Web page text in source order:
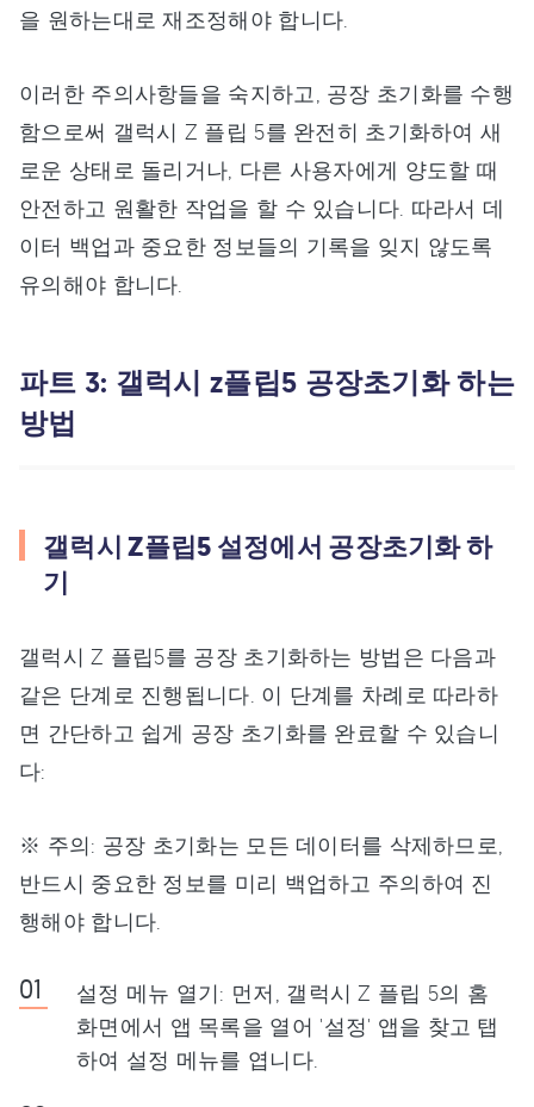
을 원하는대로 재조정해야 합니다.
이러한 주의사항들을 숙지하고, 공장 초기화를 수행
함으로써 갤럭시 Z 플립 5를 완전히 초기화하여 새
로운 상태로 돌리거나, 다른 사용자에게 양도할 때
안전하고 원활한 작업을 할 수 있습니다. 따라서 데
이터 백업과 중요한 정보들의 기록을 잊지 않도록
유의해야 합니다.
파트 3: 갤럭시 z플립5 공장초기화 하는
방법
갤럭시 Z플립5 설정에서 공장초기화 하
기
갤럭시 Z 플립5를 공장 초기화하는 방법은 다음과
같은 단계로 진행됩니다. 이 단계를 차례로 따라하
면 간단하고 쉽게 공장 초기화를 완료할 수 있습니
다:
※ 주의: 공장 초기화는 모든 데이터를 삭제하므로,
반드시 중요한 정보를 미리 백업하고 주의하여 진
행해야 합니다.
설정 메뉴 열기: 먼저, 갤럭시 Z 플립 5의 홈
화면에서 앱 목록을 열어 '설정' 앱을 찾고 탭
하여 설정 메뉴를 엽니다.